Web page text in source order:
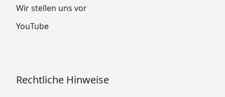
Wir stellen uns vor
YouTube
Rechtliche Hinweise